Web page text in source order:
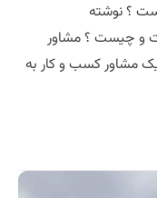
؟ نوشته
و چیست ؟ مشاور
کسب و کار به